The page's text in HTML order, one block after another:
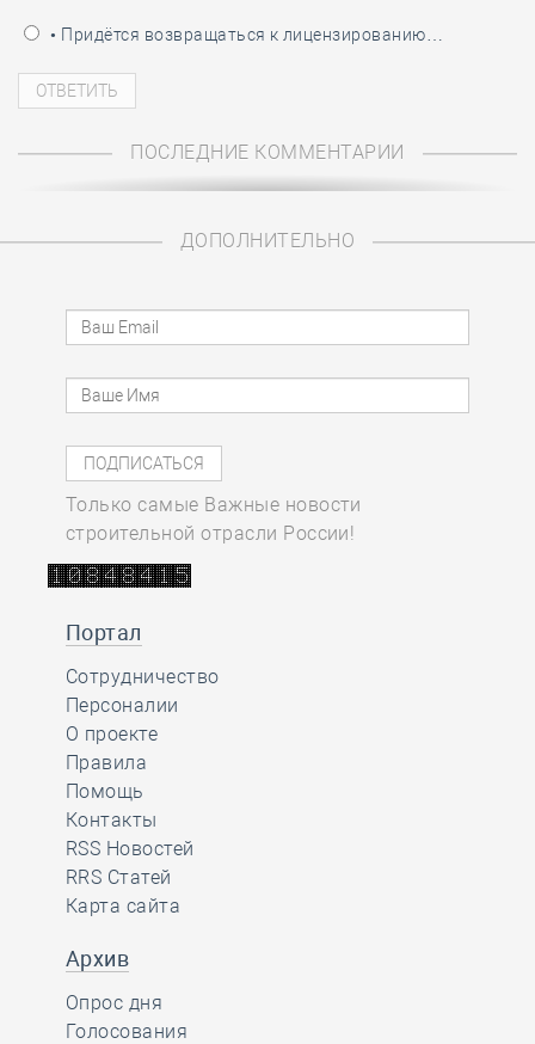
• Придётся возвращаться к лицензированию…
ПОСЛЕДНИЕ КОММЕНТАРИИ
ДОПОЛНИТЕЛЬНО
Только самые Важные новости
строительной отрасли России!
Портал
Сотрудничество
Персоналии
О проекте
Правила
Помощь
Контакты
RSS Новостей
RRS Статей
Карта сайта
Архив
Опрос дня
Голосования